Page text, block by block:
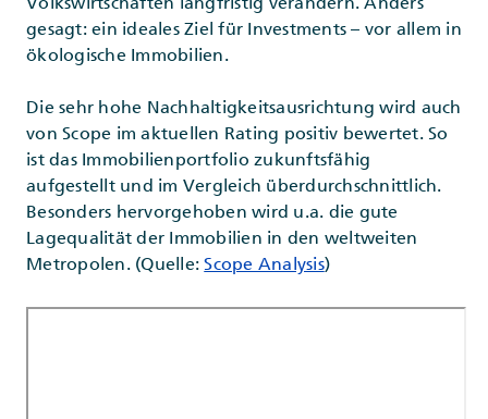
gesagt: ein ideales Ziel für Investments – vor allem in
ökologische Immobilien.
Die sehr hohe Nachhaltigkeitsausrichtung wird auch
von Scope im aktuellen Rating positiv bewertet. So
ist das Immobilienportfolio zukunftsfähig
aufgestellt und im Vergleich überdurchschnittlich.
Besonders hervorgehoben wird u.a. die gute
Lagequalität der Immobilien in den weltweiten
Metropolen. (Quelle:Scope Analysis)